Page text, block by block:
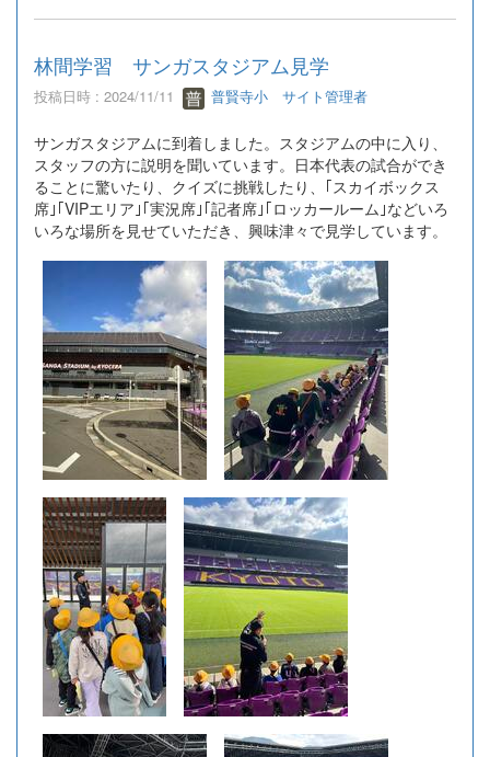
林間学習 サンガスタジアム見学
投稿日時 : 2024/11/11 普賢寺小 サイト管理者
サンガスタジアムに到着しました。スタジアムの中に入り、
スタッフの方に説明を聞いています。日本代表の試合ができ
ることに驚いたり、クイズに挑戦したり、｢スカイボックス
席｣｢VIPエリア｣｢実況席｣｢記者席｣｢ロッカールーム｣などいろ
いろな場所を見せていただき、興味津々で見学しています。